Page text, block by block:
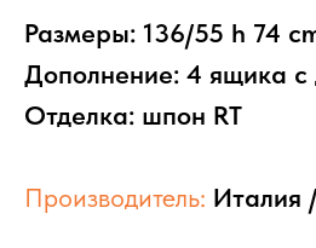
Размеры: 136/55 h 74
Дополнение: 4 ящика с
Отделка: шпон RT
Производитель: Италия